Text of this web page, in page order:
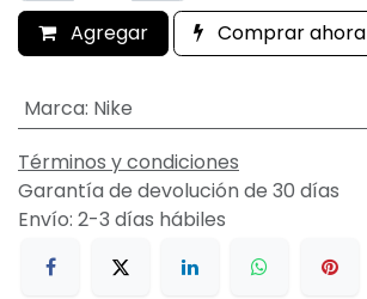
Agregar Comprar ahora
Marca: Nike
Términos y condiciones
Garantía de devolución de 30 días
Envío: 2-3 días hábiles